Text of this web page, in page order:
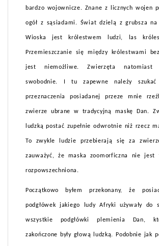
bardzo wojownicze. Znane z licznych wojen
ogół z sąsiadami. Świat dzielą z grubsza
Wioska jest królestwem ludzi, las
Przemieszczanie się między królestwami
jest niemożliwe. Zwierzęta natomiast
swobodnie. I tu zapewne należy szukać
przeznaczenia posiadanej przeze mnie
zwierze ubrane w tradycyjną maskę Dan.
ludzką postać zupełnie odwrotnie niż rzecz
To zwykle ludzie przebierają się za
zauważyć, że maska zoomorficzna nie jest
rozpowszechniona.
Początkowo byłem przekonany, że
podgłówek jakiego ludy Afryki używały do
wszystkie podgłówki plemienia Dan,
zakończone były głową ludzką. Podobnie jak